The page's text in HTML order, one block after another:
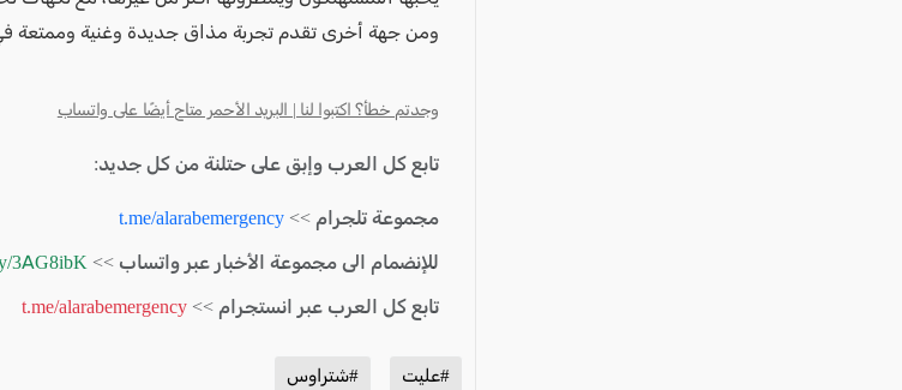
ومن جهة أخرى تقدم تجربة مذاق جديدة وغنية وممتعة
وجدتم خطأ؟ اكتبوا لنا | البريد الأحمر متاح أيضًا على واتساب
تابع كل العرب وإبق على حتلنة من كل جديد:
مجموعة تلجرام >> t.me/alarabemergency
للإنضمام الى مجموعة الأخبار عبر واتساب >> 3AG8ibK
تابع كل العرب عبر انستجرام >> t.me/alarabemergency
#عليت #شتراوس